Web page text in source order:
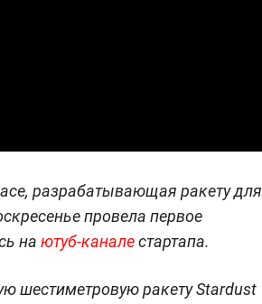
разрабатывающая ракету для
провела первое
на ютуб-каналестартапа.
шестиметровую ракету Stardust